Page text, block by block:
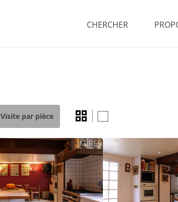
CHERCHER
Visite par pièce